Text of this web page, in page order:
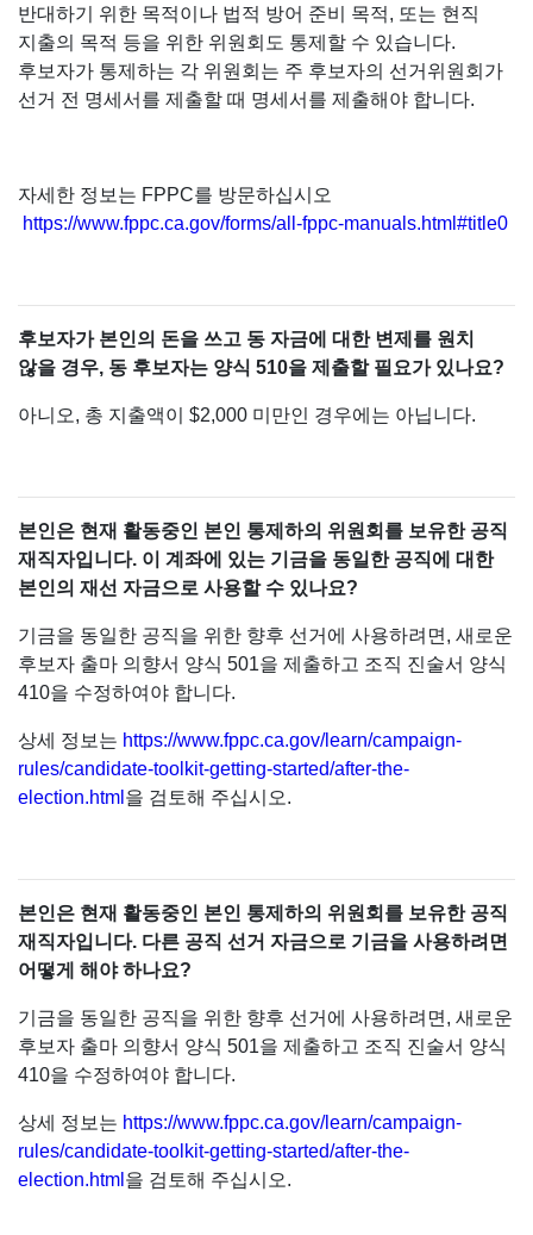
반대하기 위한 목적이나 법적 방어 준비 목적, 또는 현직
지출의 목적 등을 위한 위원회도 통제할 수 있습니다.
후보자가 통제하는 각 위원회는 주 후보자의 선거위원회가
선거 전 명세서를 제출할 때 명세서를 제출해야 합니다.
자세한 정보는 FPPC를 방문하십시오
https://www.fppc.ca.gov/forms/all-fppc-manuals.html#title0
후보자가 본인의 돈을 쓰고 동 자금에 대한 변제를 원치
않을 경우, 동 후보자는 양식 510을 제출할 필요가 있나요?
아니오, 총 지출액이 $2,000 미만인 경우에는 아닙니다.
본인은 현재 활동중인 본인 통제하의 위원회를 보유한 공직
재직자입니다. 이 계좌에 있는 기금을 동일한 공직에 대한
본인의 재선 자금으로 사용할 수 있나요?
기금을 동일한 공직을 위한 향후 선거에 사용하려면, 새로운
후보자 출마 의향서 양식 501을 제출하고 조직 진술서 양식
410을 수정하여야 합니다.
상세 정보는 https://www.fppc.ca.gov/learn/campaign-
rules/candidate-toolkit-getting-started/after-the-
election.html 을 검토해 주십시오.
본인은 현재 활동중인 본인 통제하의 위원회를 보유한 공직
재직자입니다. 다른 공직 선거 자금으로 기금을 사용하려면
어떻게 해야 하나요?
기금을 동일한 공직을 위한 향후 선거에 사용하려면, 새로운
후보자 출마 의향서 양식 501을 제출하고 조직 진술서 양식
410을 수정하여야 합니다.
상세 정보는 https://www.fppc.ca.gov/learn/campaign-
rules/candidate-toolkit-getting-started/after-the-
election.html 을 검토해 주십시오.